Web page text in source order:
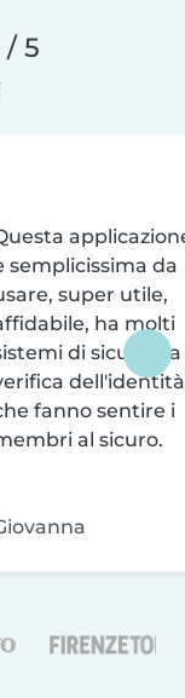
/ 5
semplicissima da
super utile,
ha molti
di sicurezza
dell'identità
fanno sentire i
al sicuro.